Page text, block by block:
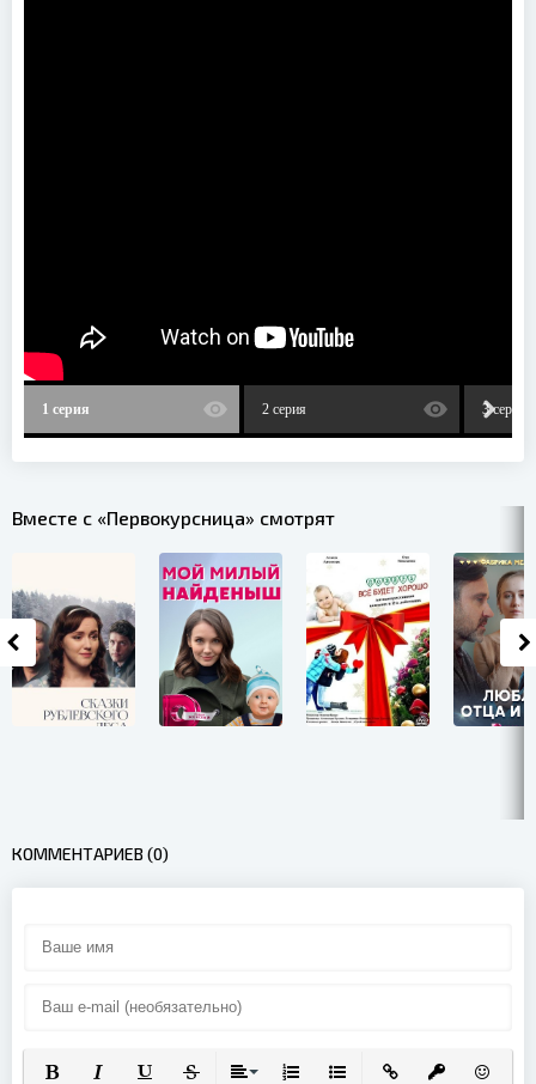
1 серия 2 серия 3 серия
Вместе с «Первокурсница» смотрят
КОММЕНТАРИЕВ (0)